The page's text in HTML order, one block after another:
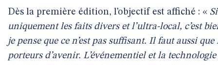
Dès la première édition, l’objectif est affiché : «
uniquement les faits divers et l’ultra-local, c’est
je pense que ce n’est pas suffisant. Il faut aussi que
porteurs d’avenir. L’événementiel et la